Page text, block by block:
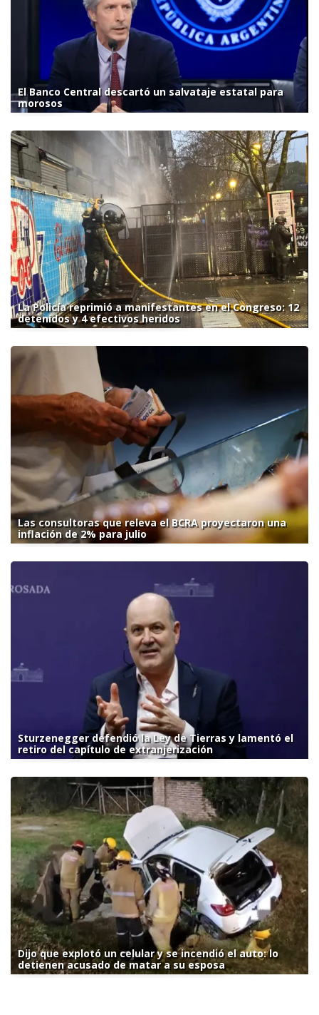
El Banco Central descartó un salvataje estatal para
morosos
La Policía reprimió a manifestantes en el Congreso: 12
detenidos y 4 efectivos heridos
Las consultoras que releva el BCRA proyectaron una
inflación de 2% para julio
Sturzenegger defendió la Ley de Tierras y lamentó el
retiro del capítulo de extranjerización
Dijo que explotó un celular y se incendió el auto: lo
detienen acusado de matar a su esposa